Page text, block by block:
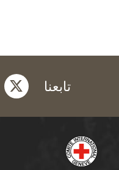
تابعنا twitter